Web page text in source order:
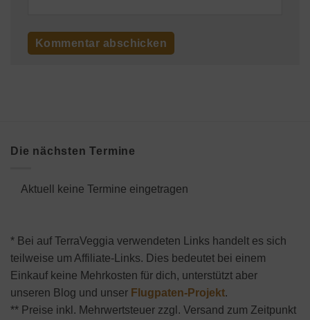
Die nächsten Termine
Aktuell keine Termine eingetragen
* Bei auf TerraVeggia verwendeten Links handelt es sich
teilweise um Affiliate-Links. Dies bedeutet bei einem
Einkauf keine Mehrkosten für dich, unterstützt aber
unseren Blog und unser Flugpaten-Projekt.
** Preise inkl. Mehrwertsteuer zzgl. Versand zum Zeitpunkt